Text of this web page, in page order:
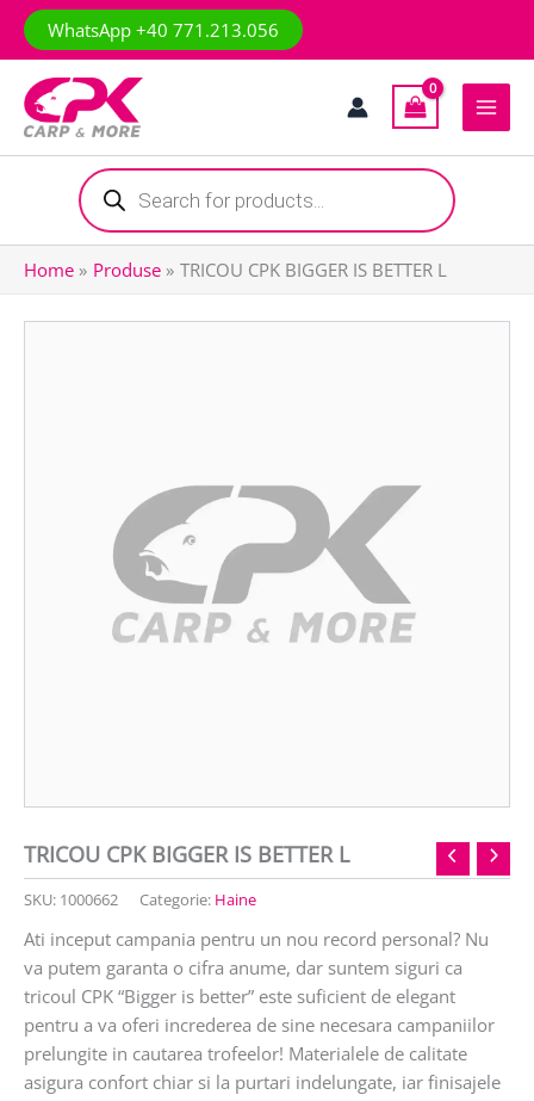
Skip
WhatsApp +40 771.213.056
Products
search
Home Produse TRICOU CPK BIGGER IS BETTER L
TRICOU CPK BIGGER IS BETTER L
SKU: 1000662 Categorie: Haine
Ati inceput campania pentru un nou record personal? Nu
va putem garanta o cifra anume, dar suntem siguri ca
tricoul CPK “Bigger is better” este suficient de elegant
pentru a va oferi increderea de sine necesara campaniilor
prelungite in cautarea trofeelor! Materialele de calitate
asigura confort chiar si la purtari indelungate, iar finisajele